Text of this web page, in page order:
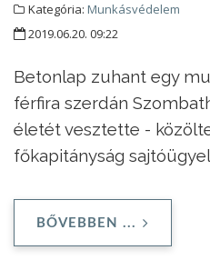
Kategória: Munkásvédelem
2019.06.20. 09:22
Betonlap zuhant egy
férfira szerdán
életét vesztette -
főkapitányság
BŐVEBBEN ...